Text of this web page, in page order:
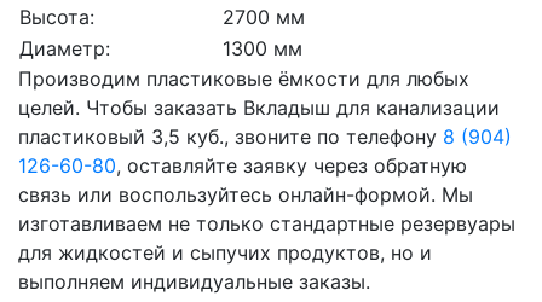
Высота:
2700 мм
Диаметр:
1300 мм
Производим пластиковые ёмкости для любых
целей. Чтобы заказать Вкладыш для канализации
пластиковый 3,5 куб., звоните по телефону 8 (904)
126-60-80, оставляйте заявку через обратную
связь или воспользуйтесь онлайн-формой. Мы
изготавливаем не только стандартные резервуары
для жидкостей и сыпучих продуктов, но и
выполняем индивидуальные заказы.